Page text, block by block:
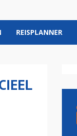
REISPLANNER